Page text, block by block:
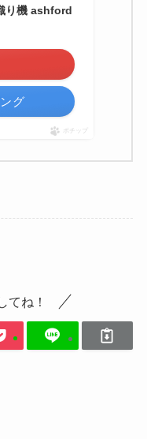
り機 ashford
グ
ポチップ
てね！